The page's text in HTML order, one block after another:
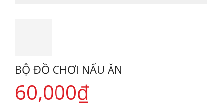
BỘ ĐỒ CHƠI NẤU ĂN
60,000₫